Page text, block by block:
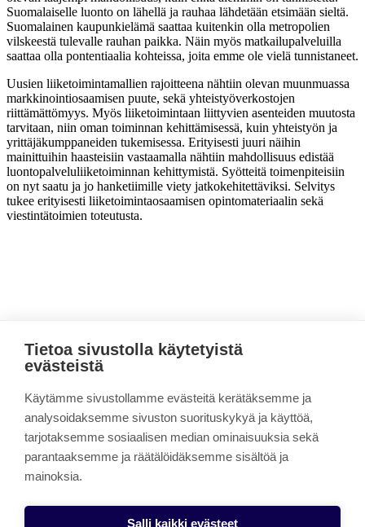
Suomalaiselle luonto on lähellä ja rauhaa lähdetään etsimään sieltä.
Suomalainen kaupunkielämä saattaa kuitenkin olla metropolien
vilskeestä tulevalle rauhan paikka. Näin myös matkailupalveluilla
saattaa olla pontentiaalia kohteissa, joita emme ole vielä tunnistaneet.
Uusien liiketoimintamallien rajoitteena nähtiin olevan muunmuassa
markkinointiosaamisen puute, sekä yhteistyöverkostojen
riittämättömyys. Myös liiketoimintaan liittyvien asenteiden muutosta
tarvitaan, niin oman toiminnan kehittämisessä, kuin yhteistyön ja
yrittäjäkumppaneiden tukemisessa. Erityisesti juuri näihin
mainittuihin haasteisiin vastaamalla nähtiin mahdollisuus edistää
luontopalveluliiketoiminnan kehittymistä. Syötteitä toimenpiteisiin
on nyt saatu ja jo hanketiimille viety jatkokehitettäviksi. Selvitys
tukee erityisesti liiketoimintaosaamisen opintomateriaalin sekä
viestintätoimien toteutusta.
Sivun alkuun
Uutta osaamista ja liiketoimintaa vihreän
siirtymän tueksi (OVI)
Linkki kopioitu leikepöydälle
Metsä- ja luontopalveluiden kehittäminen
Tietoa sivustolla käytetyistä
evästeistä
Käytämme sivustollamme evästeitä kerätäksemme ja
analysoidaksemme sivuston suorituskykyä ja käyttöä,
tarjotaksemme sosiaalisen median ominaisuuksia sekä
parantaaksemme ja räätälöidäksemme sisältöä ja
mainoksia.
Salli kaikki evästeet